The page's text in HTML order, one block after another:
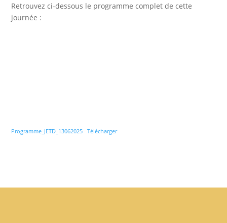
Retrouvez ci-dessous le programme complet de cette
journée :
Programme_JETD_13062025 Télécharger